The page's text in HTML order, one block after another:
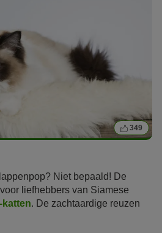
349
Niet bepaald! De
liefhebbers van Siamese
katten. De zachtaardige reuzen